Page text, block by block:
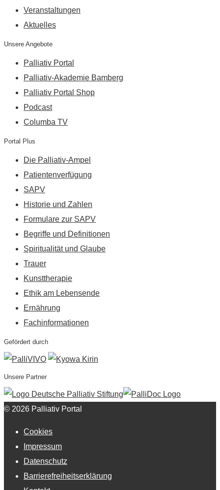
Veranstaltungen
Aktuelles
Unsere Angebote
Palliativ Portal
Palliativ-Akademie Bamberg
Palliativ Portal Shop
Podcast
Columba TV
Portal Plus
Die Palliativ-Ampel
Patientenverfügung
SAPV
Historie und Zahlen
Formulare zur SAPV
Begriffe und Definitionen
Spiritualität und Glaube
Trauer
Kunsttherapie
Ethik am Lebensende
Ernährung
Fachinformationen
Gefördert durch
Unsere Partner
© 2026 Palliativ Portal
Cookies
Impressum
Datenschutz
Barrierefreiheitserklärung